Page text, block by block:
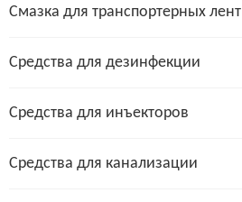
Смазка для транспортерных лент
Средства для дезинфекции
Средства для инъекторов
Средства для канализации